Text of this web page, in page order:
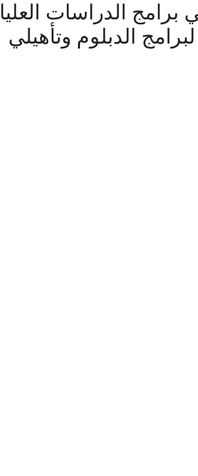
الدراسات العليا
لبرامج الدبلوم وتأهيلي